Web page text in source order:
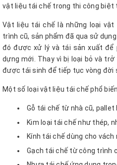
vật liệu tái chế trong thi công biệt
Vật liệu tái chế là những loại
trình cũ, sản phẩm đã qua sử
đó được xử lý và tái sản xuất để
dựng mới. Thay vì bị loại bỏ và
được tái sinh để tiếp tục vòng đời
Một số loại vật liệu tái chế phổ
Gỗ tái chế từ nhà cũ,
Kim loại tái chế như thép,
Kính tái chế dùng cho
Gạch tái chế từ công trình